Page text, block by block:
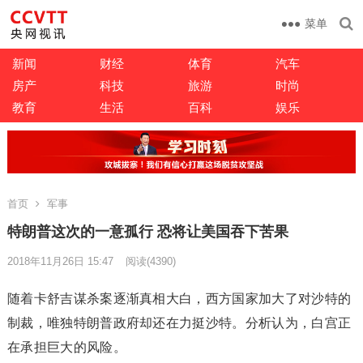
菜单
新闻 财经 体育
汽车
房产
科技 旅游
时尚
教育
生活 百科 娱乐
首页 军事
特朗普这次的一意孤行 恐将让美国吞下苦果
2018年11月26日 15:47 阅读(4390)
随着卡舒吉谋杀案逐渐真相大白，西方国家加大了对沙特的
制裁，唯独特朗普政府却还在力挺沙特。分析认为，白宫正
在承担巨大的风险。